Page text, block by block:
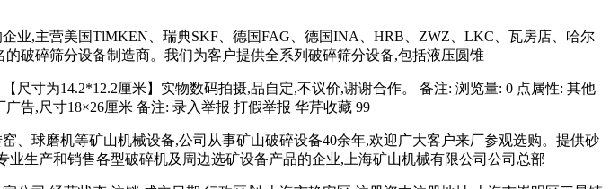
业,主营美国TlMKEN、瑞典SKF、德国FAG、德国INA、HRB、ZWZ、LKC、瓦房店、哈尔
破碎筛分设备制造商。我们为客户提供全系列破碎筛分设备,包括液压圆锥
尺寸为14.2*12.2厘米】实物数码拍摄,品自定,不议价,谢谢合作。 备注: 浏览量: 0 点属性: 其他
告,尺寸18×26厘米 备注: 录入举报 打假举报 华芹收藏 99
球磨机等矿山机械设备,公司从事矿山破碎设备40余年,欢迎广大客户来厂参观选购。提供砂
生产和销售各型破碎机及周边选矿设备产品的企业,上海矿山机械有限公司公司总部